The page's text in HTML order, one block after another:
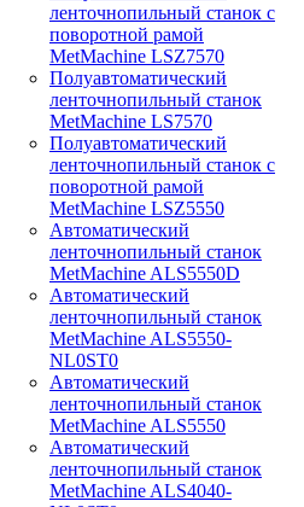
ленточнопильный станок с
поворотной рамой
MetMachine LSZ7570
Полуавтоматический
ленточнопильный станок
MetMachine LS7570
Полуавтоматический
ленточнопильный станок с
поворотной рамой
MetMachine LSZ5550
Автоматический
ленточнопильный станок
MetMachine ALS5550D
Автоматический
ленточнопильный станок
MetMachine ALS5550-
NL0ST0
Автоматический
ленточнопильный станок
MetMachine ALS5550
Автоматический
ленточнопильный станок
MetMachine ALS4040-